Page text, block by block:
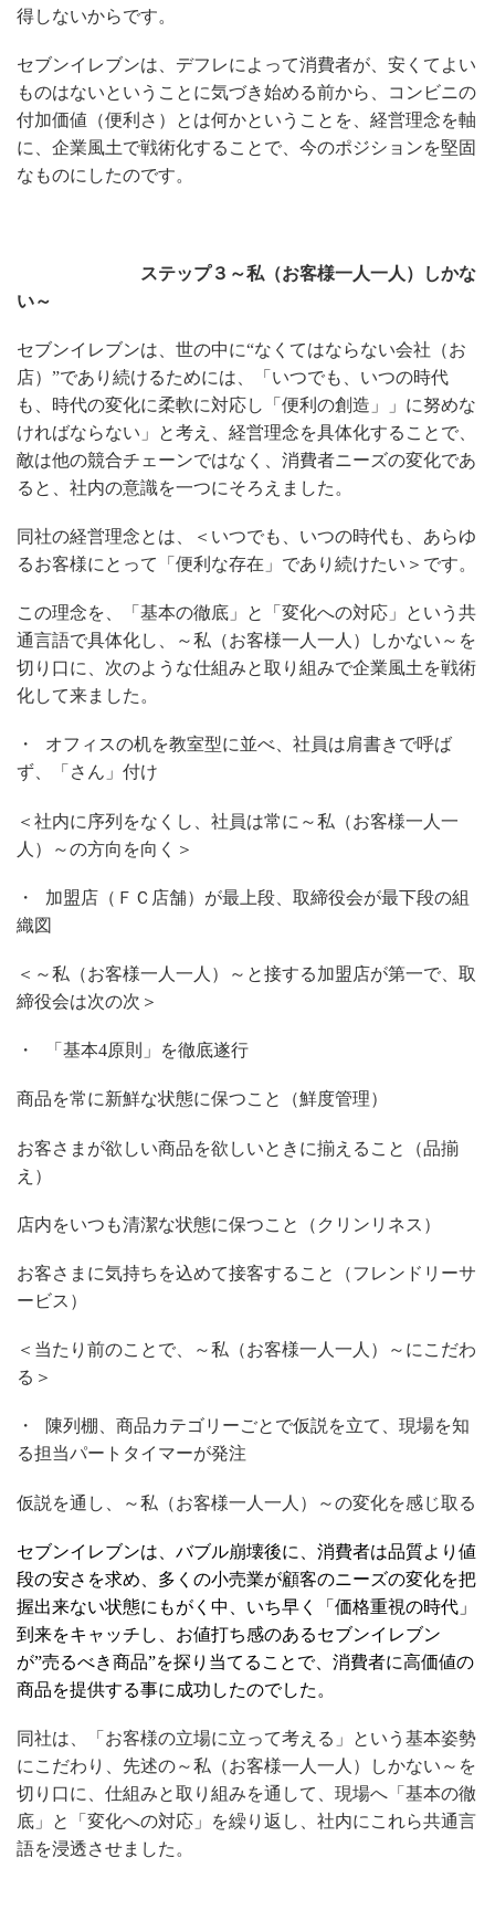
得しないからです。
セブンイレブンは、デフレによって消費者が、安くてよい
ものはないということに気づき始める前から、コンビニの
付加価値（便利さ）とは何かということを、経営理念を軸
に、企業風土で戦術化することで、今のポジションを堅固
なものにしたのです。
ステップ３～私（お客様一人一人）しかな
い～
セブンイレブンは、世の中に“なくてはならない会社（お
店）”であり続けるためには、
「いつでも、いつの時代
も、時代の変化に柔軟に対応し「便利の創造」」に努めな
ければならない」と考え、経営理念を具体化することで、
敵は他の競合チェーンではなく、消費者ニーズの変化であ
ると、社内の意識を一つにそろえました。
同社の経営理念とは、＜ いつでも、いつの時代も、あらゆ
るお客様にとって「便利な存在」であり続けたい＞です。
この理念を 、「基本の徹底」と「変化への対応」という共
通言語で具体化し、～私（お客様一人一人）しかない～を
切り口に、次のような仕組みと取り組みで企業風土を戦術
化して来ました。
・
オフィスの机を教室型に並べ、社員は肩書きで呼ば
ず、「さん」付け
＜社内に序列をなくし、社員は常に～私（お客様一人一
人）～の方向を向く＞
・
加盟店（ＦＣ店舗）が最上段、取締役会が最下段の組
織図
＜～私（お客様一人一人）～と接する加盟店が第一で、取
締役会は次の次＞
・ 「基本4原則」を徹底遂行
商品を常に新鮮な状態に保つこと（鮮度管理）
お客さまが欲しい商品を欲しいときに揃えること（品揃
え）
店内をいつも清潔な状態に保つこと（クリンリネス）
お客さまに気持ちを込めて接客すること（フレンドリーサ
ービス）
＜当たり前のことで、～私（お客様一人一人）～にこだわ
る＞
・
陳列棚、商品カテゴリーごとで仮説を立て、現場を知
る担当パートタイマーが発注
仮説を通し、～私（お客様一人一人）～の変化を感じ取る
セブンイレブンは、バブル崩壊後に、消費者は品質より値
段の安さを求め、多くの小売業が顧客のニーズの変化を把
握出来ない状態にもがく中、いち早く「価格重視の時代」
到来をキャッチし、お値打ち感のあるセブンイレブン
が”売るべき商品”を探り当てることで、消費者に高価値の
商品を提供する事に成功したのでした。
同社は、「お客様の立場に立って考える」という基本姿勢
にこだわり、先述の～私（お客様一人一人）しかない ～を
切り口に、仕組みと取り組みを通して、現場へ「基本の徹
底」と「変化への対応」を繰り返し、社内にこれら共通言
語を浸透させました。